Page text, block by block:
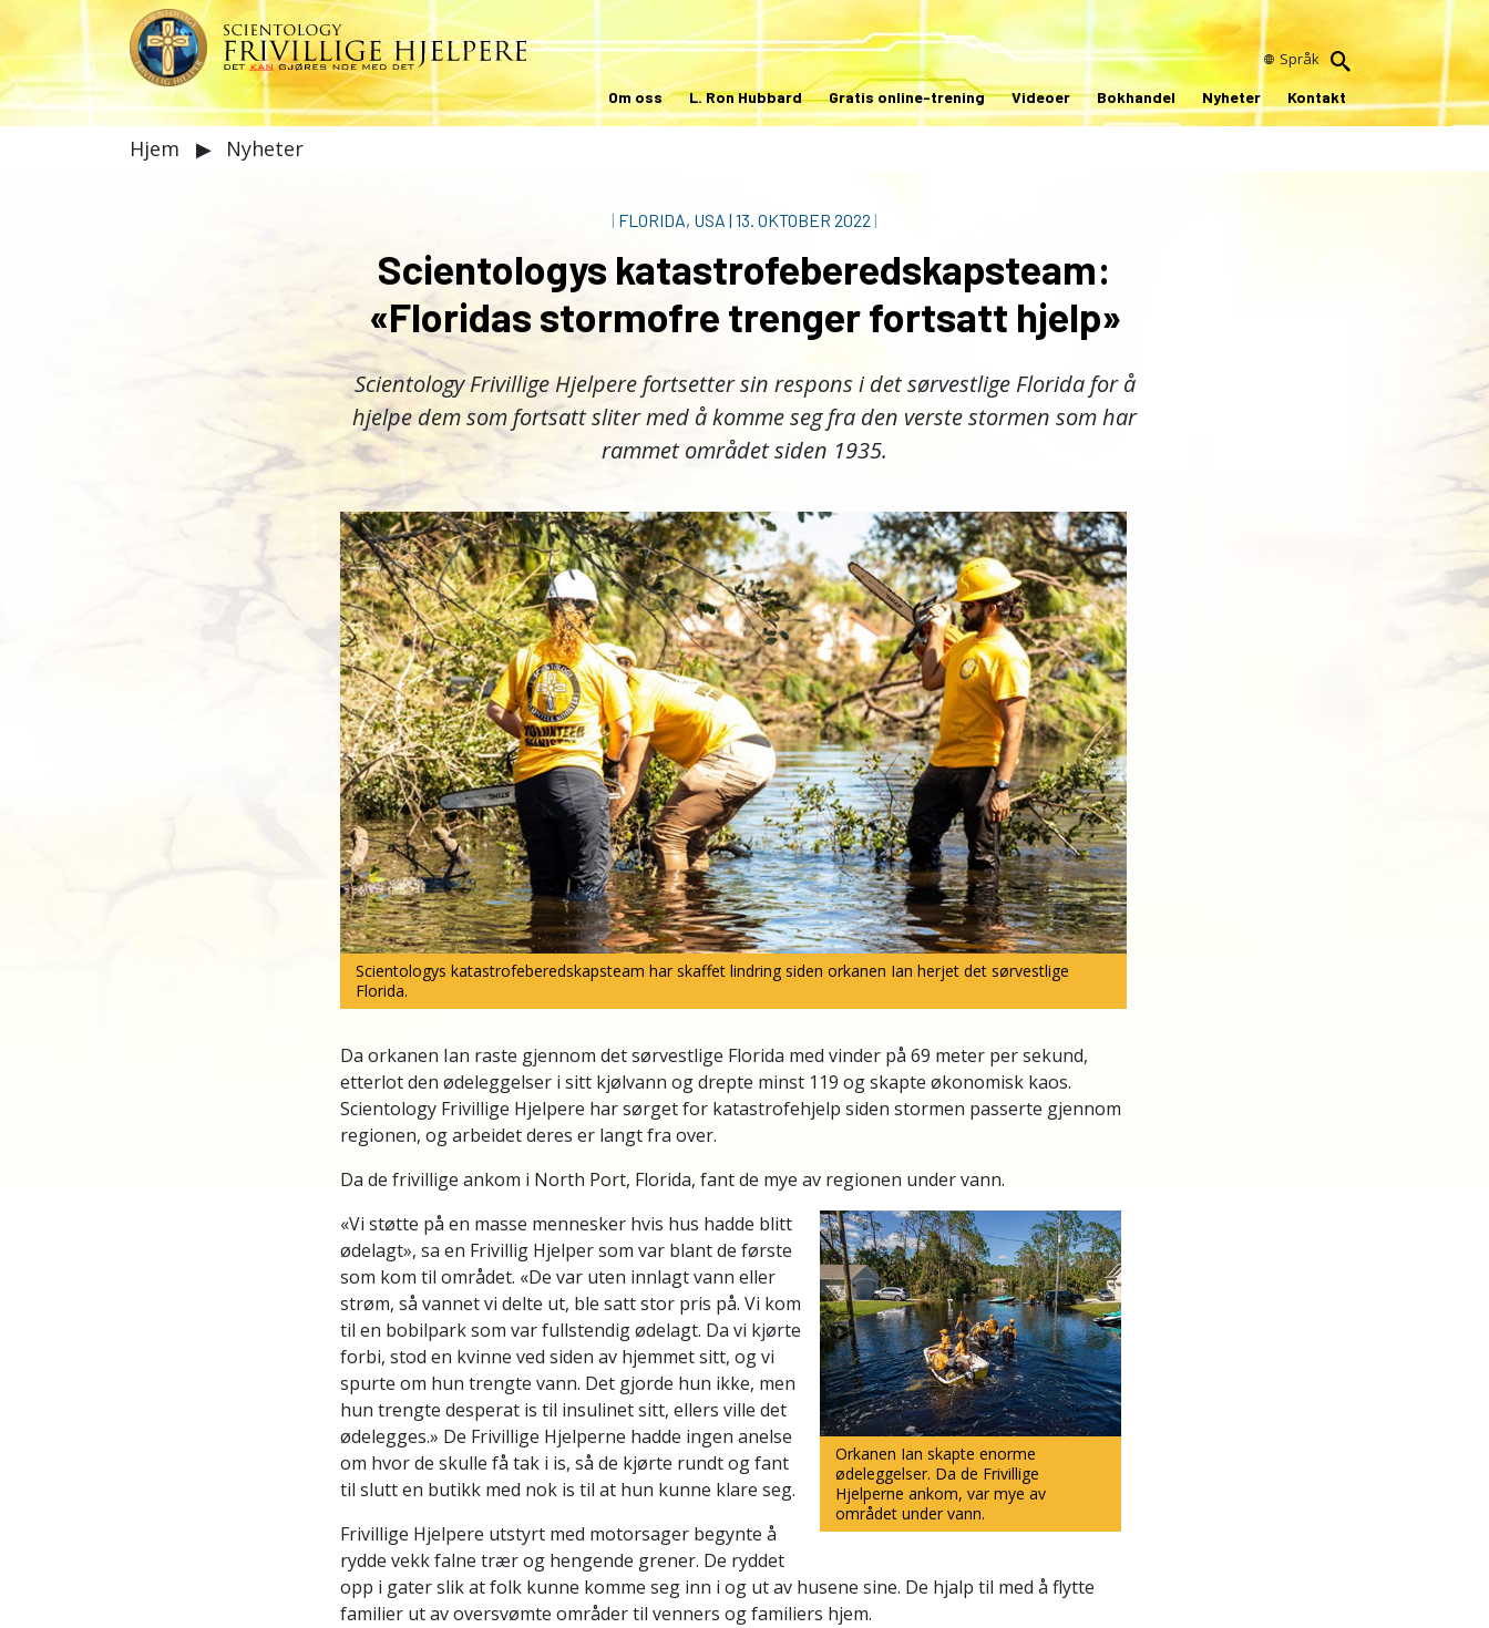
Språk
Om oss L. Ron Hubbard Gratis online-trening Videoer Bokhandel Nyheter Kontakt
Hjem ▶ Nyheter
| FLORIDA, USA | 13. OKTOBER 2022 |
Scientologys katastrofeberedskapsteam:
«Floridas stormofre trenger fortsatt hjelp»
Scientology Frivillige Hjelpere fortsetter sin respons i det sørvestlige Florida for å
hjelpe dem som fortsatt sliter med å komme seg fra den verste stormen som har
rammet området siden 1935.
Scientologys katastrofeberedskapsteam har skaffet lindring siden orkanen Ian herjet det sørvestlige
Florida.
Da orkanen Ian raste gjennom det sørvestlige Florida med vinder på 69 meter per sekund,
etterlot den ødeleggelser i sitt kjølvann og drepte minst 119 og skapte økonomisk kaos.
Scientology Frivillige Hjelpere har sørget for katastrofehjelp siden stormen passerte gjennom
regionen, og arbeidet deres er langt fra over.
Da de frivillige ankom i North Port, Florida, fant de mye av regionen under vann.
Orkanen Ian skapte enorme
ødeleggelser. Da de Frivillige
Hjelperne ankom, var mye av
området under vann.
«Vi støtte på en masse mennesker hvis hus hadde blitt
ødelagt», sa en Frivillig Hjelper som var blant de første
som kom til området. «De var uten innlagt vann eller
strøm, så vannet vi delte ut, ble satt stor pris på. Vi kom
til en bobilpark som var fullstendig ødelagt. Da vi kjørte
forbi, stod en kvinne ved siden av hjemmet sitt, og vi
spurte om hun trengte vann. Det gjorde hun ikke, men
hun trengte desperat is til insulinet sitt, ellers ville det
ødelegges.» De Frivillige Hjelperne hadde ingen anelse
om hvor de skulle få tak i is, så de kjørte rundt og fant
til slutt en butikk med nok is til at hun kunne klare seg.
Frivillige Hjelpere utstyrt med motorsager begynte å
rydde vekk falne trær og hengende grener. De ryddet
opp i gater slik at folk kunne komme seg inn i og ut av husene sine. De hjalp til med å flytte
familier ut av oversvømte områder til venners og familiers hjem.